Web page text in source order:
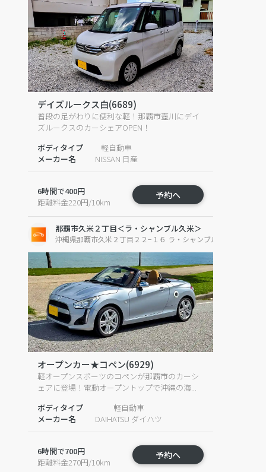
デイズルークス白(6689)
普段の足がわりに便利な軽！那覇市壺川にデイ
ズルークスのカーシェアOPEN！
ボディタイプ
メーカー名
軽自動車
NISSAN 日産
6時間で400円
距離料金220円/10km
予約へ
那覇市久米２丁目＜ラ・シャンブル久米＞
沖縄県那覇市久米２丁目２２−１６ ラ・シャンブル久米
オープンカー★コペン(6929)
軽オープンスポーツのコペンが那覇市のカーシ
ェアに登場！電動オープントップで沖縄の海...
ボディタイプ
メーカー名
軽自動車
DAIHATSU ダイハツ
6時間で700円
距離料金270円/10km
予約へ